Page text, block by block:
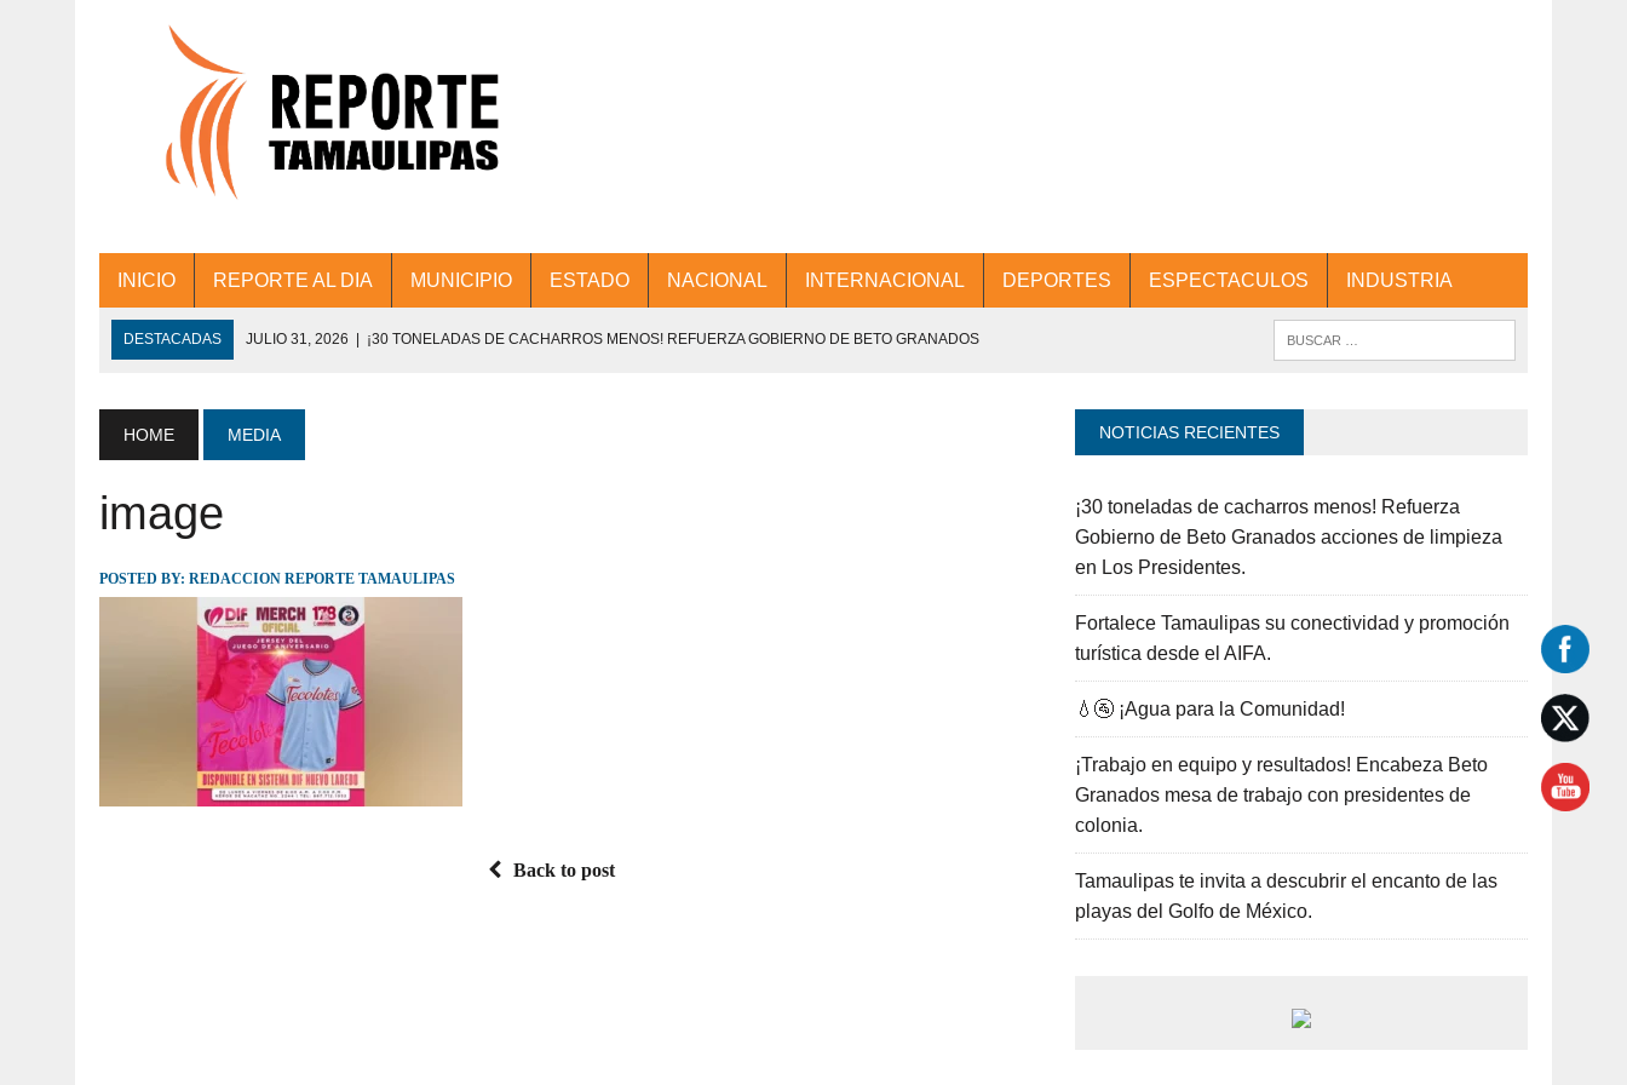
INICIO REPORTE AL DIA MUNICIPIO ESTADO NACIONAL INTERNACIONAL DEPORTES ESPECTACULOS INDUSTRIA
DESTACADAS JULIO 31, 2026 | ¡30 TONELADAS DE CACHARROS MENOS! REFUERZA GOBIERNO DE BETO GRANADOS
JULIO 30, 2026 | 💧🚰 ¡AGUA PARA LA COMUNIDAD!
DE COLONIA.
JULIO 30, 2026 | TAMAULIPAS TE INVITA A DESCUBRIR EL ENCANTO DE LAS PLAYAS DEL GOLFO DE MÉXICO.
HOME MEDIA
image
POSTED BY: REDACCION REPORTE TAMAULIPAS
Back to post
NOTICIAS RECIENTES
¡30 toneladas de cacharros menos! Refuerza
Gobierno de Beto Granados acciones de limpieza
en Los Presidentes.
Fortalece Tamaulipas su conectividad y promoción
turística desde el AIFA.
💧🚰 ¡Agua para la Comunidad!
¡Trabajo en equipo y resultados! Encabeza Beto
Granados mesa de trabajo con presidentes de
colonia.
Tamaulipas te invita a descubrir el encanto de las
playas del Golfo de México.